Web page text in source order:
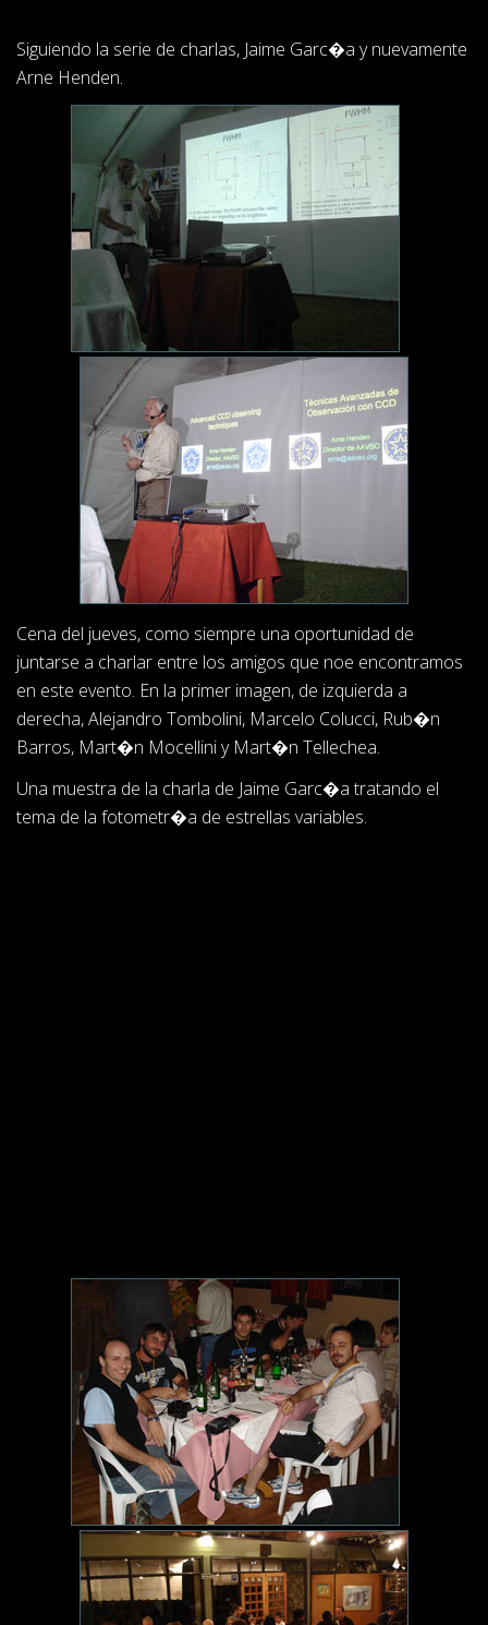
Siguiendo la serie de charlas, Jaime Garc�a y nuevamente
Arne Henden.
Cena del jueves, como siempre una oportunidad de
juntarse a charlar entre los amigos que noe encontramos
en este evento. En la primer imagen, de izquierda a
derecha, Alejandro Tombolini, Marcelo Colucci, Rub�n
Barros, Mart�n Mocellini y Mart�n Tellechea.
Una muestra de la charla de Jaime Garc�a tratando el
tema de la fotometr�a de estrellas variables.